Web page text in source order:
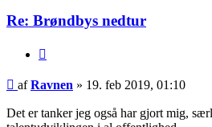
Re: Brøndbys nedtur
Indlæg
afRavnen » 19. feb 2019, 01:10
Det er tanker jeg også har gjort mig,